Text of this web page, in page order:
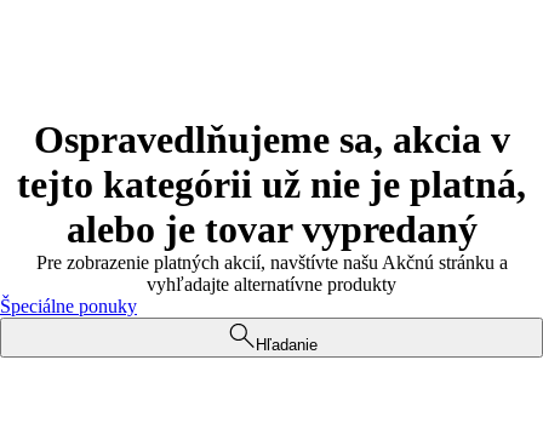
Ospravedlňujeme sa, akcia v
tejto kategórii už nie je platná,
alebo je tovar vypredaný
Pre zobrazenie platných akcií, navštívte našu Akčnú stránku a
vyhľadajte alternatívne produkty
Špeciálne ponuky
Hľadanie